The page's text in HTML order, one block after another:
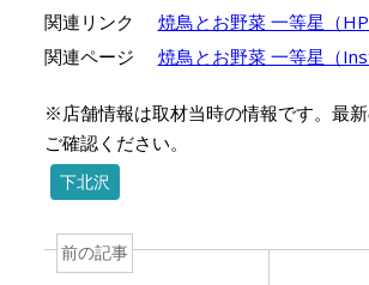
関連リンク
焼鳥とお野菜 一等星（HP
関連ページ
焼鳥とお野菜 一等星（
※店舗情報は取材当時の情報です。最
ご確認ください。
下北沢
前の記事